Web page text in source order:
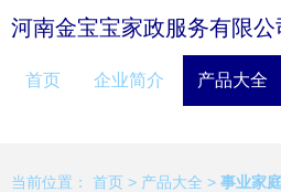
河南金宝宝家政服务有限公
首页 企业简介 产品大全
当前位置： 首页 > 产品大全 > 事业家